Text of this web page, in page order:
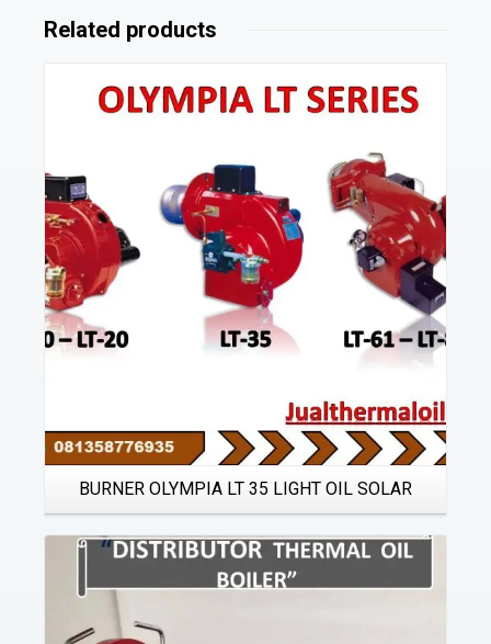
Related products
Details
BURNER OLYMPIA LT 35 LIGHT OIL SOLAR